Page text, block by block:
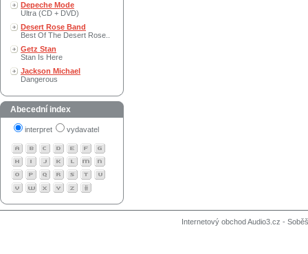
Depeche Mode
Ultra (CD + DVD)
Desert Rose Band
Best Of The Desert Rose..
Getz Stan
Stan Is Here
Jackson Michael
Dangerous
Abecední index
interpret vydavatel
Internetový obchod Audio3.cz -